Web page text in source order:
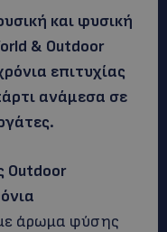
και φυσική
& Outdoor
επιτυχίας
ανάμεσα σε
Outdoor
άρωμα φύσης